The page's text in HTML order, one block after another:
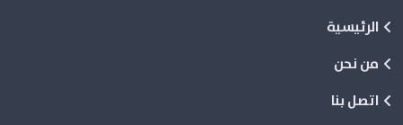
الرئيسية
من نحن
اتصل بنا